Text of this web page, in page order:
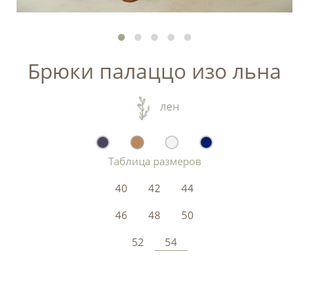
Брюки палаццо изо льна
лен
Таблица размеров
40
42
44
46
48
50
52
54